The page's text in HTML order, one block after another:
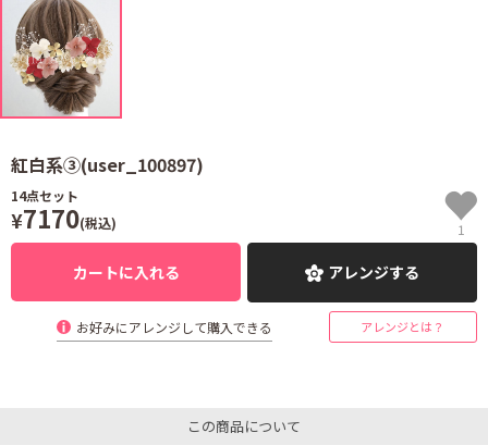
紅白系③(user_100897)
14点セット
¥7170(税込) 1
アレンジする
カートに入れる
お好みにアレンジして購入できる アレンジとは？
この商品について